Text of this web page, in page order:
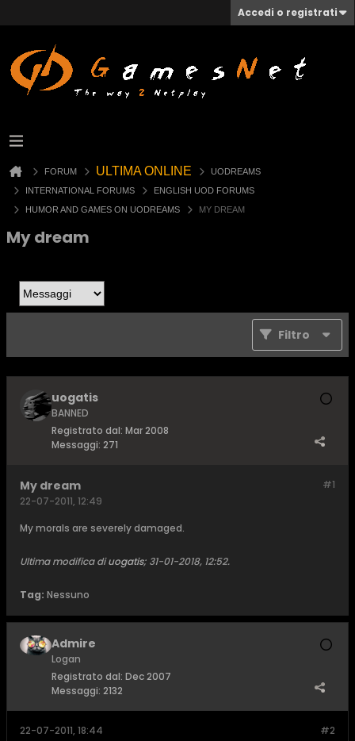
Accedi o registrati
FORUM ULTIMA ONLINE
UODREAMS
INTERNATIONAL FORUMS
ENGLISH UOD FORUMS
HUMOR AND GAMES ON UODREAMS
MY DREAM
My dream
Filtro
uogatis
BANNED
Registrato dal: Mar 2008
Messaggi: 271
#1
My dream
22-07-2011, 12:49
My morals are severely damaged.
Ultima modifica diuogatis; 31-01-2018, 12:52.
Tag: Nessuno
Admire
Logan
Registrato dal: Dec 2007
Messaggi: 2132
#2
22-07-2011, 18:44